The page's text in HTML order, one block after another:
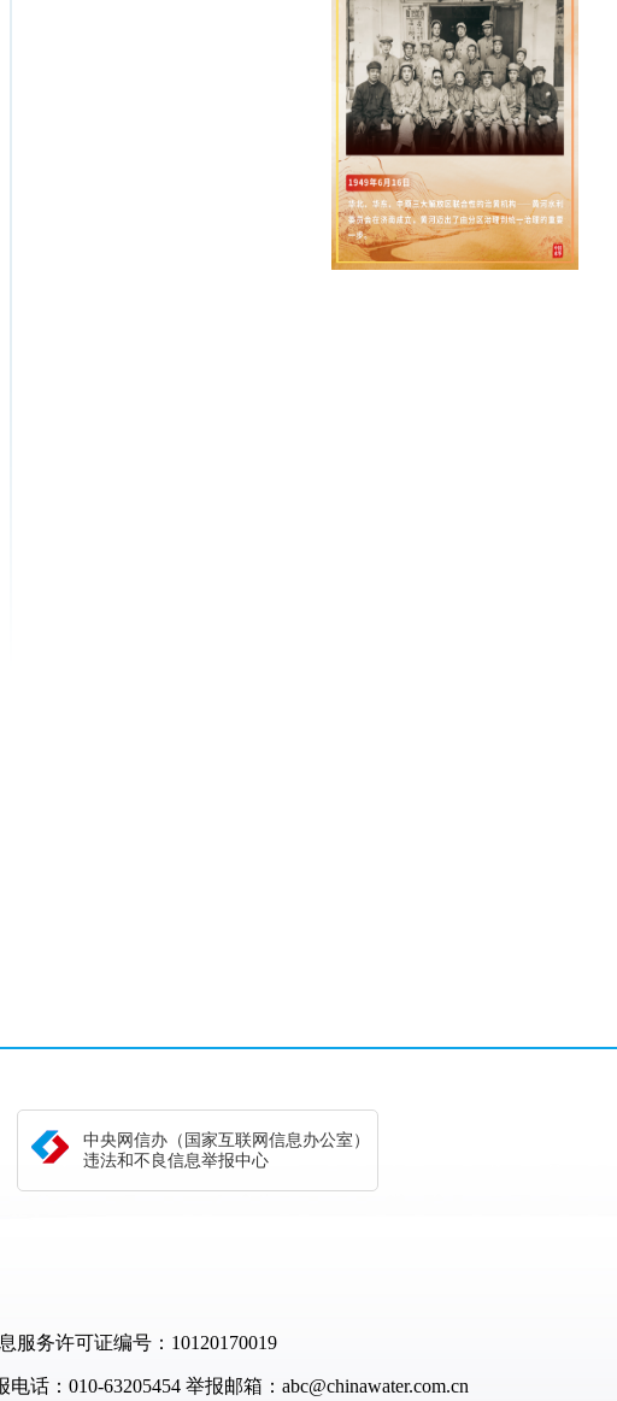
中央网信办（国家互联网信息办公室）
违法和不良信息举报中心
务许可证编号：10120170019
电话：010-63205454 举报邮箱：abc@chinawater.com.cn